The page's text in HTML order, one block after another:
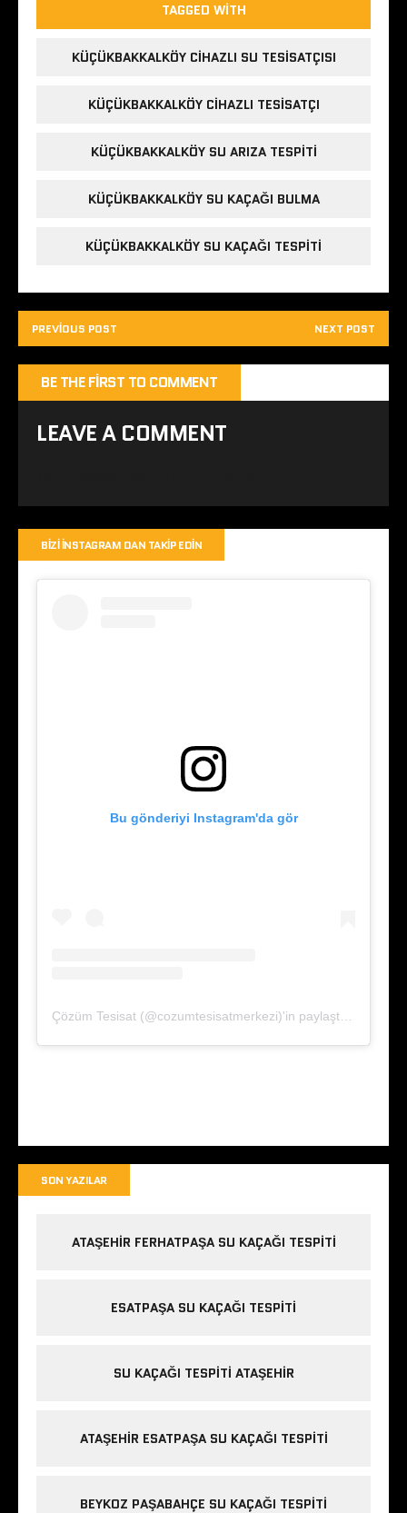
TAGGED WITH
KÜÇÜKBAKKALKÖY CIHAZLI SU TESISATÇISI
KÜÇÜKBAKKALKÖY CIHAZLI TESISATÇI
KÜÇÜKBAKKALKÖY SU ARIZA TESPITI
KÜÇÜKBAKKALKÖY SU KAÇAĞI BULMA
KÜÇÜKBAKKALKÖY SU KAÇAĞI TESPITI
PREVIOUS POST NEXT POST
BE THE FIRST TO COMMENT
LEAVE A COMMENT
BIZI İNSTAGRAM DAN TAKIP EDIN
Bu gönderiyi Instagram'da gör
Çözüm Tesisat (@cozumtesisatmerkezi)'in paylaştığı bir gönderi
SON YAZILAR
ATAŞEHIR FERHATPAŞA SU KAÇAĞI TESPITI
ESATPAŞA SU KAÇAĞI TESPITI
SU KAÇAĞI TESPITI ATAŞEHIR
ATAŞEHIR ESATPAŞA SU KAÇAĞI TESPITI
BEYKOZ PAŞABAHÇE SU KAÇAĞI TESPITI